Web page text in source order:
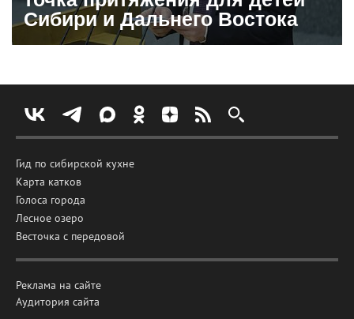
Сибири и Дальнего Востока
Гид по сибирской кухне
Карта катков
Голоса города
Лесное озеро
Весточка с передовой
Реклама на сайте
Аудитория сайта